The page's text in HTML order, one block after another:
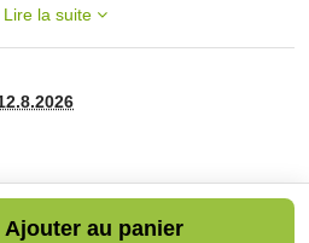
Lire la suite
Ajouter au panier